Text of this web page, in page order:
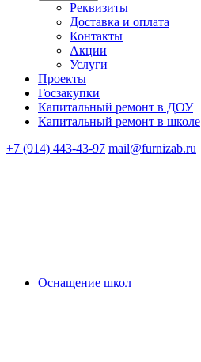
Реквизиты
Доставка и оплата
Контакты
Акции
Услуги
Проекты
Госзакупки
Капитальный ремонт в ДОУ
Капитальный ремонт в школе
+7 (914) 443-43-97 mail@furnizab.ru
Оснащение школ